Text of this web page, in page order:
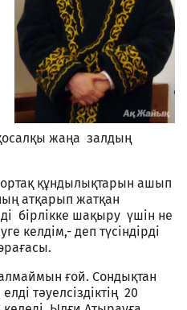
жаңа залдың
ортақ құндылықтарын ашып
атқарып жатқан
бірлікке шақыру үшін не
келдім,- деп түсіндірді
ғой. Сондықтан
тәуелсіздіктің 20